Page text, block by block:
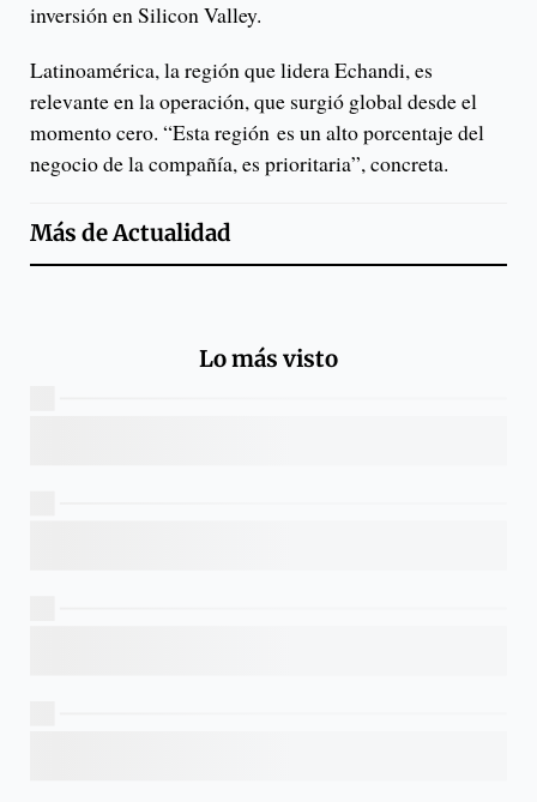
inversión en Silicon Valley.
Latinoamérica, la región que lidera Echandi, es
relevante en la operación, que surgió global desde el
momento cero. “Esta región es un alto porcentaje del
negocio de la compañía, es prioritaria”, concreta.
Más deActualidad
Lo más visto